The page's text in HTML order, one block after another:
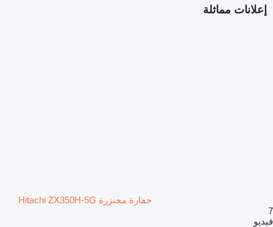
إعلانات مماثلة
حفارة مجنزرة Hitachi ZX350H-5G
7
فيديو